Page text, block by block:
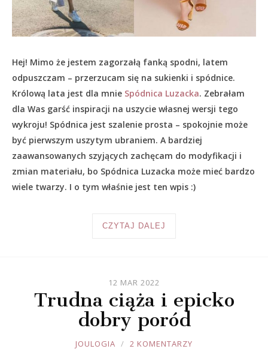
Hej! Mimo że jestem zagorzałą fanką spodni, latem
odpuszczam – przerzucam się na sukienki i spódnice.
Królową lata jest dla mnie Spódnica Luzacka. Zebrałam
dla Was garść inspiracji na uszycie własnej wersji tego
wykroju! Spódnica jest szalenie prosta – spokojnie może
być pierwszym uszytym ubraniem. A bardziej
zaawansowanych szyjących zachęcam do modyfikacji i
zmian materiału, bo Spódnica Luzacka może mieć bardzo
wiele twarzy. I o tym właśnie jest ten wpis :)
CZYTAJ DALEJ
12 MAR 2022
Trudna ciąża i epicko
dobry poród
JOULE
JOULOGIA 2 KOMENTARZY